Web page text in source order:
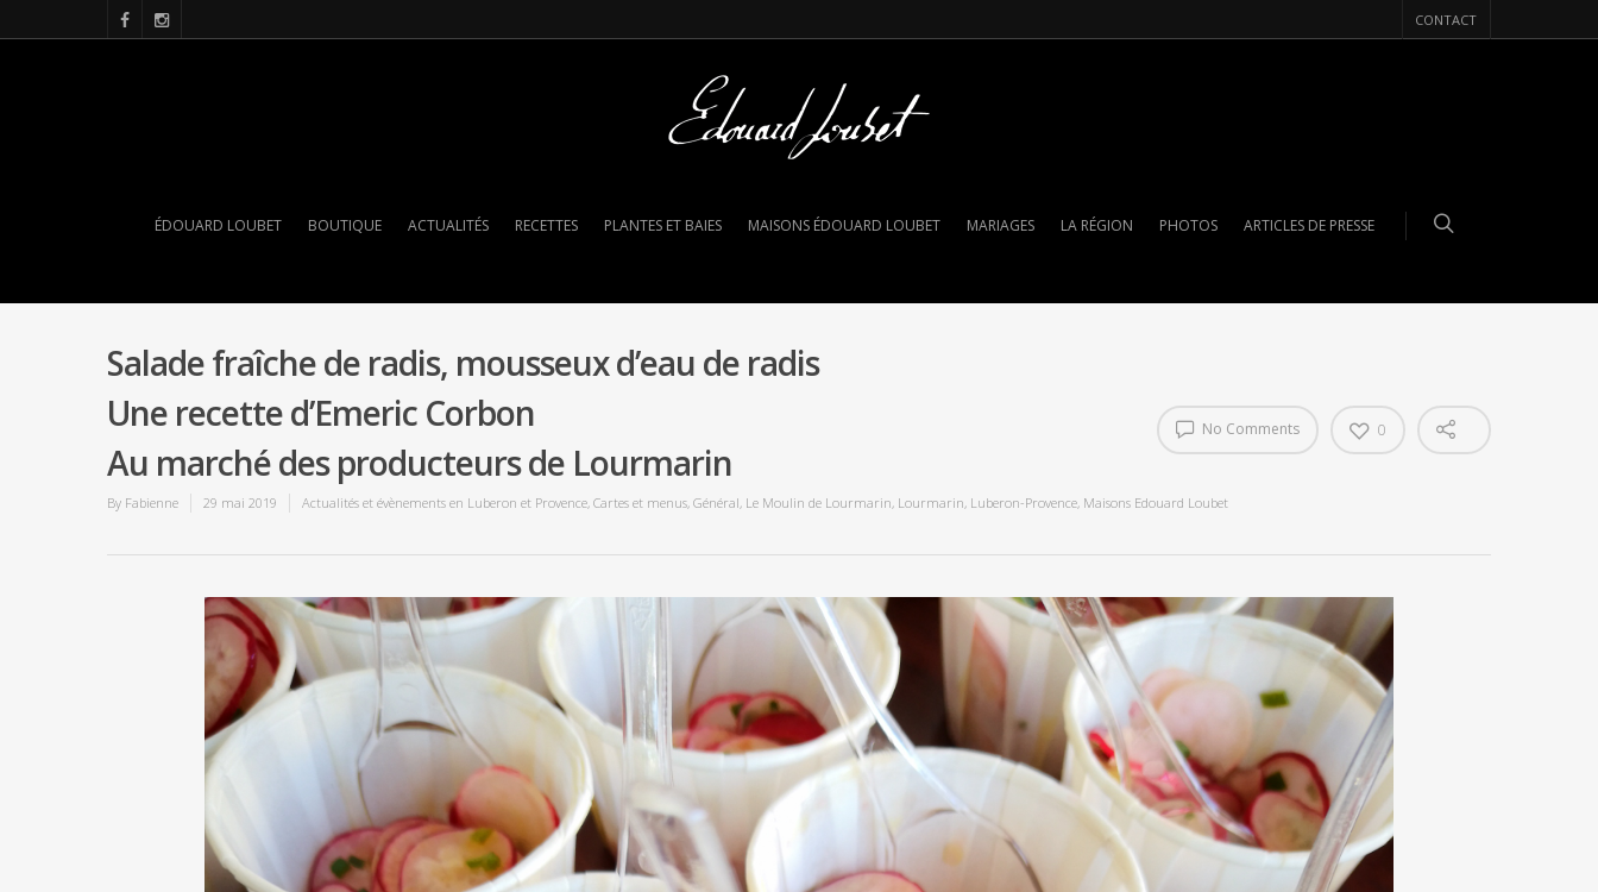
CONTACT
ÉDOUARD LOUBET BOUTIQUE ACTUALITÉS RECETTES PLANTES ET BAIES MAISONS ÉDOUARD LOUBET MARIAGES LA RÉGION PHOTOS ARTICLES DE PRESSE
Salade fraîche de radis, mousseux d’eau de radis
Une recette d’Emeric Corbon
Au marché des producteurs de Lourmarin
By Fabienne 29 mai 2019 Actualités et évènements en Luberon et Provence, Cartes et menus, Général, Le Moulin de Lourmarin, Lourmarin, Luberon-Provence, Maisons Edouard Loubet
No Comments 0